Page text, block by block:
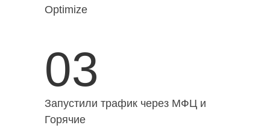
03
Запустили трафик через МФЦ и
Горячие
Optimize